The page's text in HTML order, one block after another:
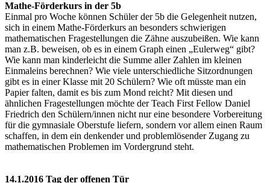
Mathe-Förderkurs in der 5b
Einmal pro Woche können Schüler der 5b die Gelegenheit nutzen,
sich in einem Mathe-Förderkurs an besonders schwierigen
mathematischen Fragestellungen die Zähne auszubeißen. Wie kann
man z.B. beweisen, ob es in einem Graph einen „Eulerweg“ gibt?
Wie kann man kinderleicht die Summe aller Zahlen im kleinen
Einmaleins berechnen? Wie viele unterschiedliche Sitzordnungen
gibt es in einer Klasse mit 20 Schülern? Wie oft müsste man ein
Papier falten, damit es bis zum Mond reicht? Mit diesen und
ähnlichen Fragestellungen möchte der Teach First Fellow Daniel
Friedrich den Schülern/innen nicht nur eine besondere Vorbereitung
für die gymnasiale Oberstufe liefern, sondern vor allem einen Raum
schaffen, in dem ein denkender und problemlösender Zugang zu
mathematischen Problemen im Vordergrund steht.
14.1.2016 Tag der offenen Tür